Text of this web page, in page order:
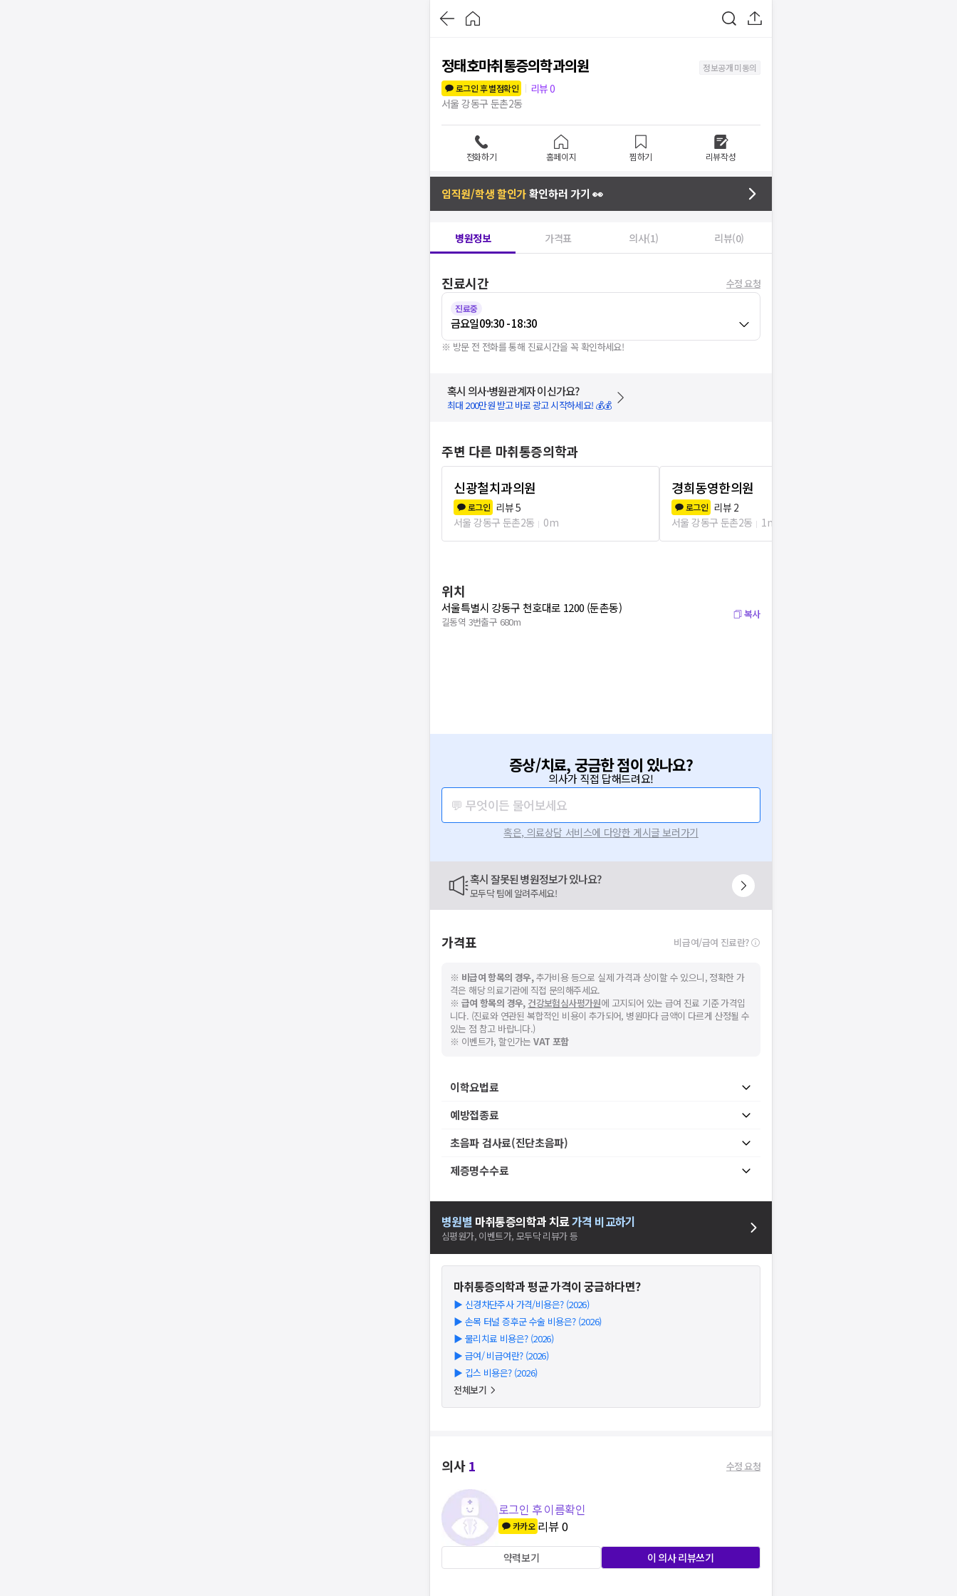
정태호마취통증의학과의원
정보공개 미동의
로그인 후 별점확인
리뷰0
서울 강동구 둔촌2동
전화하기 홈페이지 찜하기 리뷰작성
임직원/학생 할인가확인하러 가기 👀
병원정보 가격표 의사(1) 리뷰(0)
진료시간 수정 요청
진료중
금요일09:30 - 18:30
※ 방문 전 전화를 통해 진료시간을 꼭 확인하세요!
혹시 의사·병원관계자 이신가요?
최대 200만원 받고 바로 광고 시작하세요! 💰💰
주변 다른 마취통증의학과
신광철치과의원
로그인 리뷰5
서울 강동구 둔촌2동
0m
경희동영한의원
로그인 리뷰 2
서울 강동구 둔촌2동
1m
위치
서울특별시 강동구 천호대로 1200 (둔촌동)
길동역 3번출구 680m
복사
증상/치료, 궁금한 점이 있나요?
의사가 직접 답해드려요!
💬 무엇이든 물어보세요
혹은, 의료상담 서비스에 다양한 게시글 보러가기
혹시 잘못된 병원정보가 있나요?
모두닥 팀에 알려주세요!
가격표 비급여/급여 진료란?
※ 비급여 항목의 경우,추가비용 등으로 실제 가격과 상이할 수 있으니, 정확한 가
격은 해당 의료기관에 직접 문의해주세요.
※ 급여 항목의 경우, 건강보험심사평가원에 고지되어 있는 급여 진료 기준 가격입
니다. (진료와 연관된 복합적인 비용이 추가되어, 병원마다 금액이 다르게 산정될 수
있는 점 참고 바랍니다.)
※ 이벤트가, 할인가는VAT 포함
이학요법료
예방접종료
초음파 검사료(진단초음파)
제증명수수료
병원별 마취통증의학과치료가격 비교하기
심평원가, 이벤트가, 모두닥 리뷰가 등
마취통증의학과평균 가격이 궁금하다면?
▶ 신경차단주사 가격/비용은? (2026)
▶ 손목 터널 증후군 수술 비용은? (2026)
▶ 물리치료 비용은? (2026)
▶ 급여/ 비급여란? (2026)
▶ 깁스 비용은? (2026)
전체보기
의사1 수정 요청
로그인 후 이름확인
카카오 리뷰0
약력보기 이 의사 리뷰쓰기